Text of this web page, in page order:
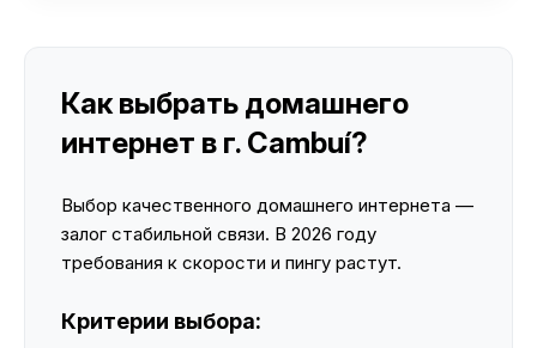
Как выбрать домашнего
интернет в г. Cambuí?
Выбор качественного домашнего интернета —
залог стабильной связи. В 2026 году
требования к скорости и пингу растут.
Критерии выбора: